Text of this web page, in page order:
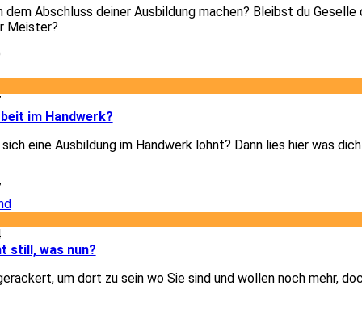
dem Abschluss deiner Ausbildung machen? Bleibst du Geselle
Meister?
im Handwerk?
eine Ausbildung im Handwerk lohnt? Dann lies hier was
still, was nun?
um dort zu sein wo Sie sind und wollen noch mehr,